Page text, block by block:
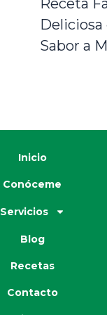
Receta
Deliciosa
Sabor a
Inicio
Conóceme
Servicios
Blog
Recetas
Contacto